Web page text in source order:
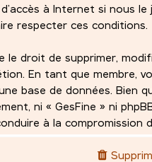
à Internet si nous le
respecter ces conditions.
le droit de supprimer,
En tant que membre,
base de données. Bien
ni « GesFine » ni
à la compromission